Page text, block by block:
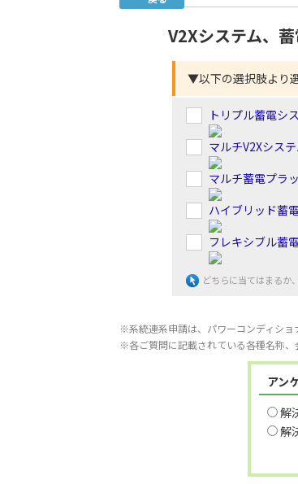
V2Xシステム、
▼以下の選択肢より
トリプル蓄電シ
マルチV2Xシス
マルチ蓄電プラ
ハイブリッド蓄
フレキシブル蓄
どちらに当てはまるか
※系統連系申請は、パワーコンディショ
※各ご質問に記載されている各種名称、
アン
解
解